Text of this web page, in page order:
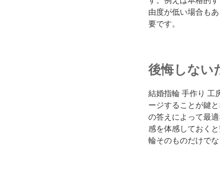
由度が低い場合も
要です。
後悔しない
結婚指輪 手作り 工
ージすることが鍵
の答えによって最
感を体感しておく
輪そのものだけで